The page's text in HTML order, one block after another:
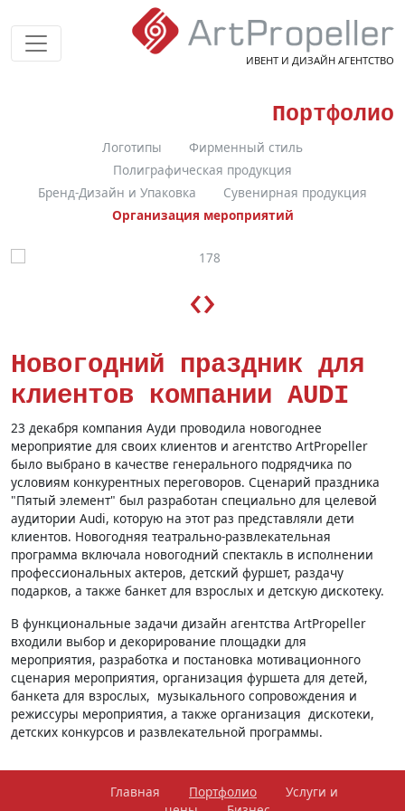
ИВЕНТ И ДИЗАЙН АГЕНТСТВО
Портфолио
Логотипы
Фирменный стиль
Полиграфическая продукция
Бренд-Дизайн и Упаковка
Сувенирная продукция
Организация мероприятий
‹›
Новогодний праздник для
клиентов компании AUDI
23 декабря компания Ауди проводила новогоднее
мероприятие для своих клиентов и агентство ArtPropeller
было выбрано в качестве генерального подрядчика по
условиям конкурентных переговоров. Сценарий праздника
"Пятый элемент" был разработан специально для целевой
аудитории Аudi, которую на этот раз представляли дети
клиентов. Новогодняя театрально-развлекательная
программа включала новогодний спектакль в исполнении
профессиональных актеров, детский фуршет, раздачу
подарков, а также банкет для взрослых и детскую дискотеку.
В функциональные задачи дизайн агентства ArtPropeller
входили выбор и декорирование площадки для
мероприятия, разработка и постановка мотивационного
сценария мероприятия, организация фуршета для детей,
банкета для взрослых, музыкального сопровождения и
режиссуры мероприятия, а также организация дискотеки,
детских конкурсов и развлекательной программы.
Главная Портфолио
Услуги и